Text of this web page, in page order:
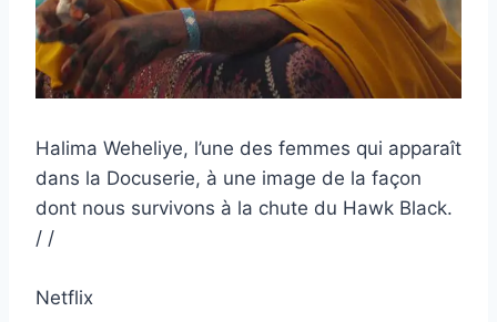
Halima Weheliye, l’une des femmes qui apparaît
dans la Docuserie, à une image de la façon
dont nous survivons à la chute du Hawk Black.
/ /
Netflix